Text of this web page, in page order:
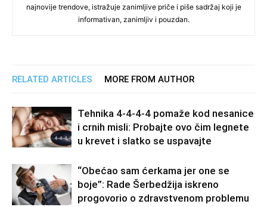
najnovije trendove, istražuje zanimljive priče i piše sadržaj koji je
informativan, zanimljiv i pouzdan.
RELATED ARTICLES MORE FROM AUTHOR
Tehnika 4-4-4-4 pomaže kod nesanice
i crnih misli: Probajte ovo čim legnete
u krevet i slatko se uspavajte
“Obećao sam ćerkama jer one se
boje”: Rade Šerbedžija iskreno
progovorio o zdravstvenom problemu